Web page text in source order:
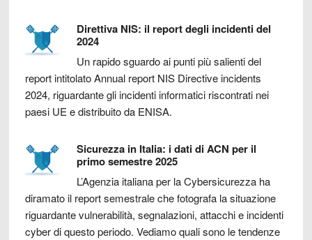
Direttiva NIS: il report degli incidenti del
2024
Un rapido sguardo ai punti più salienti del
report intitolato Annual report NIS Directive incidents
2024, riguardante gli incidenti informatici riscontrati nei
paesi UE e distribuito da ENISA.
Sicurezza in Italia: i dati di ACN per il
primo semestre 2025
L’Agenzia italiana per la Cybersicurezza ha
diramato il report semestrale che fotografa la situazione
riguardante vulnerabilità, segnalazioni, attacchi e incidenti
cyber di questo periodo. Vediamo quali sono le tendenze